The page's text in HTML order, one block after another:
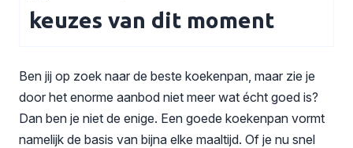
keuzes van dit moment
Ben jij op zoek naar de beste koekenpan, maar zie je
door het enorme aanbod niet meer wat écht goed is?
Dan ben je niet de enige. Een goede koekenpan vormt
namelijk de basis van bijna elke maaltijd. Of je nu snel